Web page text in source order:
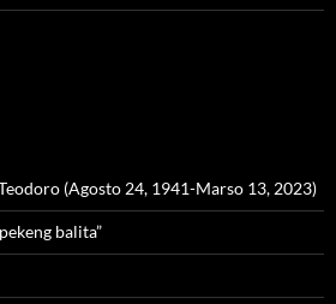
(Agosto 24, 1941-Marso 13, 2023)
balita”